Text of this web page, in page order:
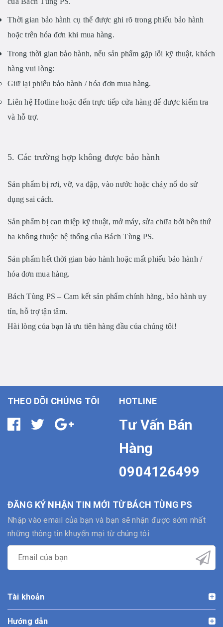
Thời gian bảo hành cụ thể được ghi rõ trong phiếu bảo hành
hoặc trên hóa đơn khi mua hàng.
Trong thời gian bảo hành, nếu sản phẩm gặp lỗi kỹ thuật, khách
hàng vui lòng:
Giữ lại phiếu bảo hành / hóa đơn mua hàng.
Liên hệ Hotline hoặc đến trực tiếp cửa hàngđể được kiểm tra
và hỗ trợ.
5. Các trường hợp không được bảo hành
Sản phẩm bị rơi, vỡ, va đập, vào nước hoặc cháy nổ do sử
dụng sai cách.
Sản phẩm bị can thiệp kỹ thuật, mở máy, sửa chữa bởi bên thứ
ba không thuộc hệ thống của Bách Tùng PS.
Sản phẩmhết thời gian bảo hành hoặcmất phiếu bảo hành /
hóa đơn mua hàng.
Bách Tùng PS – Cam kết sản phẩm chính hãng, bảo hành uy
tín, hỗ trợ tận tâm.
Hài lòng của bạn là ưu tiên hàng đầu của chúng tôi!
THEO DÕI CHÚNG TÔI HOTLINE
Tư Vấn Bán
Hàng
0904126499
ĐĂNG KÝ NHẬN TIN MỚI TỪ BÁCH TÙNG PS
Nhập vào email của bạn và bạn sẽ nhận được sớm nhất
những thông tin khuyến mại từ chúng tôi
Tài khoản
Hướng dẫn